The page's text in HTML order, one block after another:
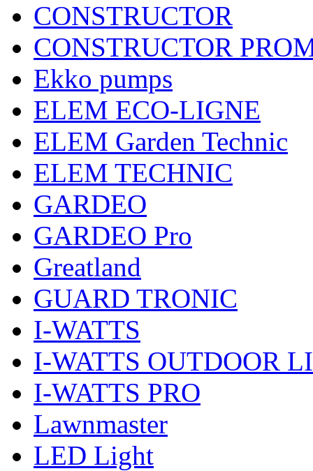
CONSTRUCTOR
CONSTRUCTOR
Ekko pumps
ELEM ECO-LIGNE
ELEM Garden Technic
ELEM TECHNIC
GARDEO
GARDEO Pro
Greatland
GUARD TRONIC
I-WATTS
I-WATTS OUTDOOR
I-WATTS PRO
Lawnmaster
LED Light